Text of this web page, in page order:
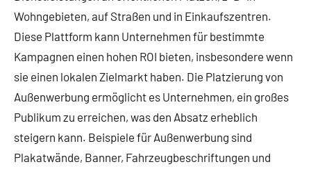
Wohngebieten, auf Straßen und in Einkaufszentren.
Diese Plattform kann Unternehmen für bestimmte
Kampagnen einen hohen ROI bieten, insbesondere wenn
sie einen lokalen Zielmarkt haben. Die Platzierung von
Außenwerbung ermöglicht es Unternehmen, ein großes
Publikum zu erreichen, was den Absatz erheblich
steigern kann. Beispiele für Außenwerbung sind
Plakatwände, Banner, Fahrzeugbeschriftungen und